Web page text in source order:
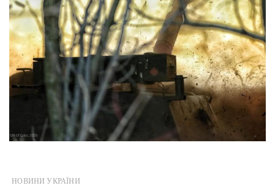
НОВИНИ УКРАЇНИ